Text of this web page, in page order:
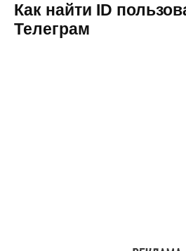
Как найти ID
Телеграм